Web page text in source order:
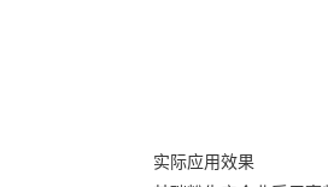
实际应用效果